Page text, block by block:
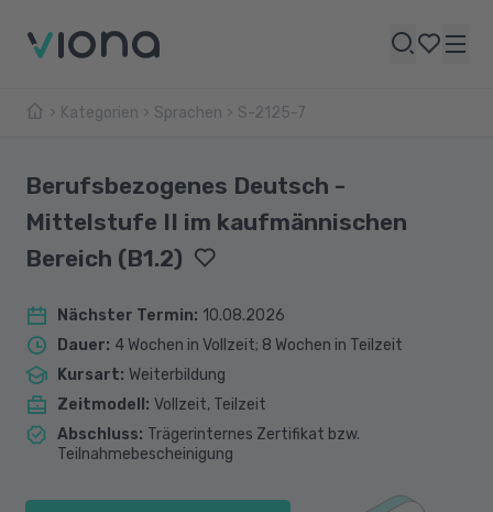
Kategorien Sprachen S-2125-7
Berufsbezogenes Deutsch -
Mittelstufe II im kaufmännischen
Bereich (B1.2)
Nächster Termin: 10.08.2026
Dauer: 4 Wochen in Vollzeit; 8 Wochen in Teilzeit
Kursart: Weiterbildung
Zeitmodell : Vollzeit, Teilzeit
Abschluss: Trägerinternes Zertifikat bzw.
Teilnahmebescheinigung